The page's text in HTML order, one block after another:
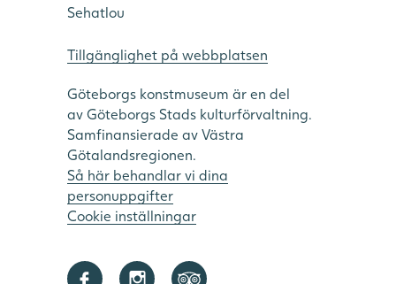
Sehatlou
Tillgänglighet på webbplatsen
Göteborgs konstmuseum är en del
av Göteborgs Stads kulturförvaltning.
Samfinansierade av Västra
Götalandsregionen.
Så här behandlar vi dina
personuppgifter
Cookie inställningar